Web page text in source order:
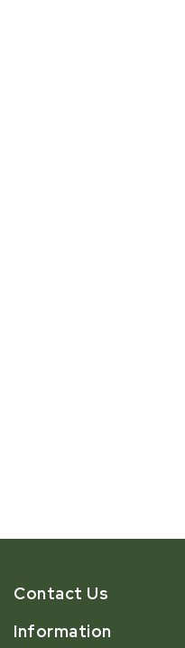
Contact Us
Information